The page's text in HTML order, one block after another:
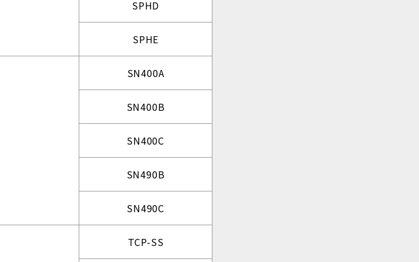
SPHD
SPHE
SN400A
SN400B
SN400C
SN490B
SN490C
TCP-SS